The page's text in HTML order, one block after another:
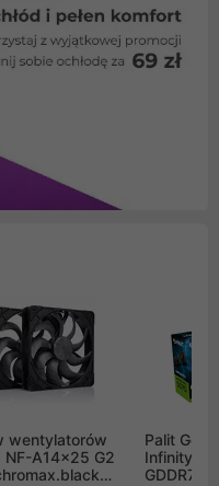
wentylatorów
NF-A14x25 G2
Palit
Infinity 3
GDDR7